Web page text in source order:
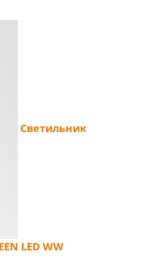
Светильник
LED WW